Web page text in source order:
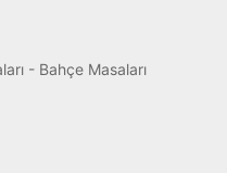
- Bahçe Masaları